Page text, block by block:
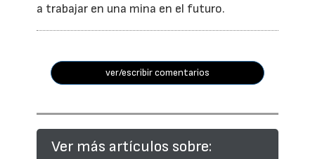
a trabajar en una mina en el futuro.
ver/escribir comentarios
Ver más artículos sobre: